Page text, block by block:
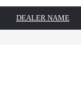
DEALER NAME